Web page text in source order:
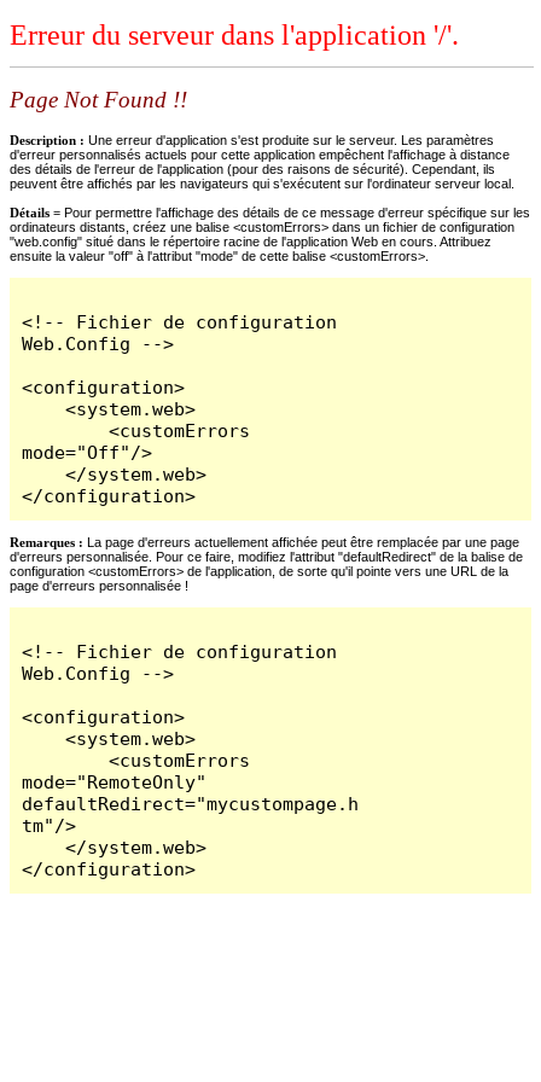
Erreur du serveur dans l'application '/'.
Page Not Found !!
Description : Une erreur d'application s'est produite sur le serveur. Les paramètres
d'erreur personnalisés actuels pour cette application empêchent l'affichage à distance
des détails de l'erreur de l'application (pour des raisons de sécurité). Cependant, ils
peuvent être affichés par les navigateurs qui s'exécutent sur l'ordinateur serveur local.
Détails = Pour permettre l'affichage des détails de ce message d'erreur spécifique sur les
ordinateurs distants, créez une balise <customErrors> dans un fichier de configuration
"web.config" situé dans le répertoire racine de l'application Web en cours. Attribuez
ensuite la valeur "off" à l'attribut "mode" de cette balise <customErrors>.
<!-- Fichier de configuration
Web.Config -->
<configuration>
    <system.web>
        <customErrors
mode="Off"/>
    </system.web>
</configuration>
Remarques : La page d'erreurs actuellement affichée peut être remplacée par une page
d'erreurs personnalisée. Pour ce faire, modifiez l'attribut "defaultRedirect" de la balise de
configuration <customErrors> de l'application, de sorte qu'il pointe vers une URL de la
page d'erreurs personnalisée !
<!-- Fichier de configuration
Web.Config -->
<configuration>
    <system.web>
        <customErrors
mode="RemoteOnly"
defaultRedirect="mycustompage.h
tm"/>
    </system.web>
</configuration>